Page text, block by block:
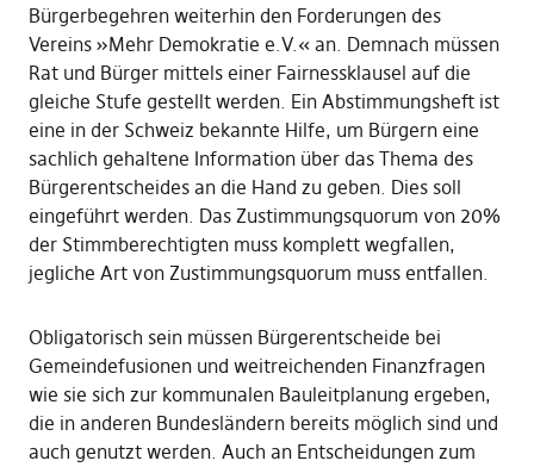
Bürgerbegehren weiterhin den Forderungen des
Vereins »Mehr Demokratie e.V.« an. Demnach müssen
Rat und Bürger mittels einer Fairnessklausel auf die
gleiche Stufe gestellt werden. Ein Abstimmungsheft ist
eine in der Schweiz bekannte Hilfe, um Bürgern eine
sachlich gehaltene Information über das Thema des
Bürgerentscheides an die Hand zu geben. Dies soll
eingeführt werden. Das Zustimmungsquorum von 20%
der Stimmberechtigten muss komplett wegfallen,
jegliche Art von Zustimmungsquorum muss entfallen.
Obligatorisch sein müssen Bürgerentscheide bei
Gemeindefusionen und weitreichenden Finanzfragen
wie sie sich zur kommunalen Bauleitplanung ergeben,
die in anderen Bundesländern bereits möglich sind und
auch genutzt werden. Auch an Entscheidungen zum